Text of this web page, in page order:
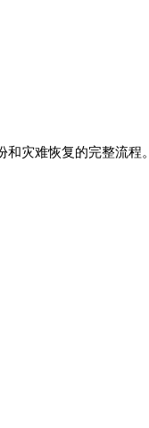
灾难恢复的完整流程。